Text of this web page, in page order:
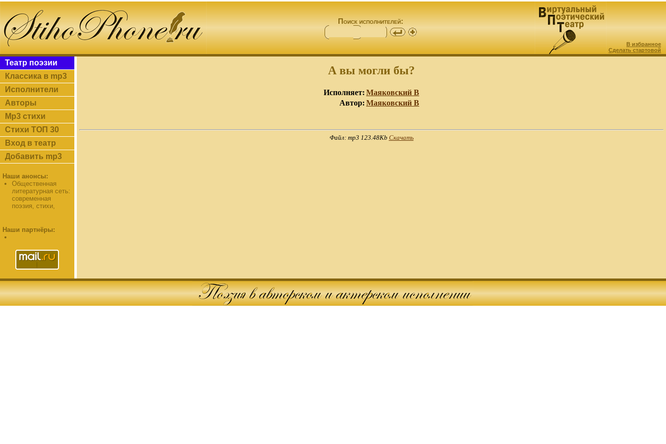
Поиск исполнителей:
В избранное
Сделать стартовой
Театр поэзии
Классика в mp3
Исполнители
Авторы
Mp3 стихи
Стихи ТОП 30
Вход в театр
Добавить mp3
Наши анонсы:
Общественная
литературная сеть:
современная
поэзия, стихи,
Наши партнёры:
А вы могли бы?
Исполняет: Маяковский В
Автор: Маяковский В
Файл: mp3 123.48Kb Скачать